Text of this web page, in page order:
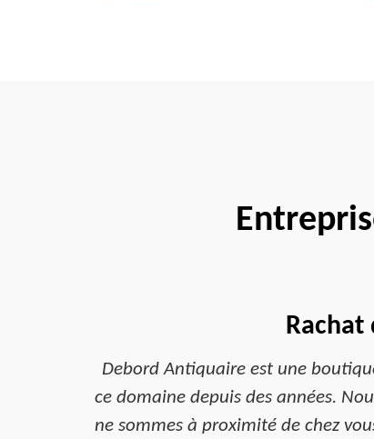
Rachat
Debord Antiquaire est une
ce domaine depuis des années.
ne sommes à proximité de chez